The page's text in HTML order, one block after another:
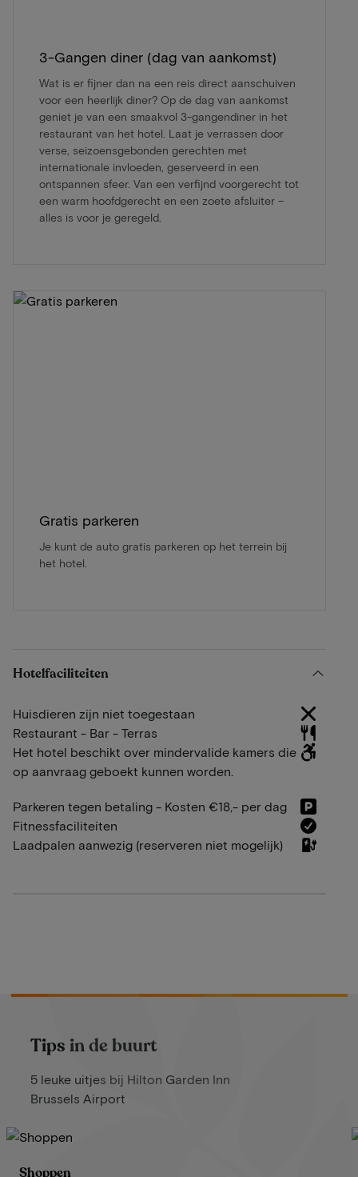
3-Gangen diner (dag van aankomst)
Wat is er fijner dan na een reis direct aanschuiven
voor een heerlijk diner? Op de dag van aankomst
geniet je van een smaakvol 3-gangendiner in het
restaurant van het hotel. Laat je verrassen door
verse, seizoensgebonden gerechten met
internationale invloeden, geserveerd in een
ontspannen sfeer. Van een verfijnd voorgerecht tot
een warm hoofdgerecht en een zoete afsluiter –
alles is voor je geregeld.
Gratis parkeren
Je kunt de auto gratis parkeren op het terrein bij
het hotel.
Hotelfaciliteiten
Huisdieren zijn niet toegestaan
Restaurant - Bar - Terras
Het hotel beschikt over mindervalide kamers die
op aanvraag geboekt kunnen worden.
Parkeren tegen betaling - Kosten €18,- per dag
Fitnessfaciliteiten
Laadpalen aanwezig (reserveren niet mogelijk)
Tips in de buurt
5 leuke uitjes bij Hilton Garden Inn
Brussels Airport
Shoppen